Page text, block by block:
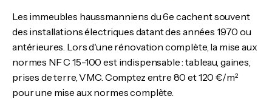
Les immeubles haussmanniens du 6e cachent souvent
des installations électriques datant des années 1970 ou
antérieures. Lors d'une rénovation complète, la mise aux
normes NF C 15-100 est indispensable : tableau, gaines,
prises de terre, VMC. Comptez entre 80 et 120 €/m²
pour une mise aux normes complète.